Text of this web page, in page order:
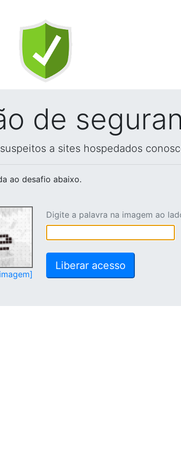
de
a sites hospedados
ao desafio abaixo.
Digite a palavra na imagem ao